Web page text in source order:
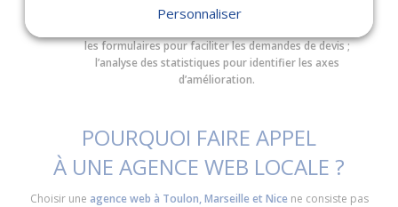
les actualités pour montrer le dynamisme de l’entreprise ;
les formulaires pour faciliter les demandes de devis ;
l’analyse des statistiques pour identifier les axes
d’amélioration.
POURQUOI FAIRE APPEL
À UNE AGENCE WEB LOCALE ?
Choisir une agence web à Toulon, Marseille et Nice ne consiste pas
Personnaliser